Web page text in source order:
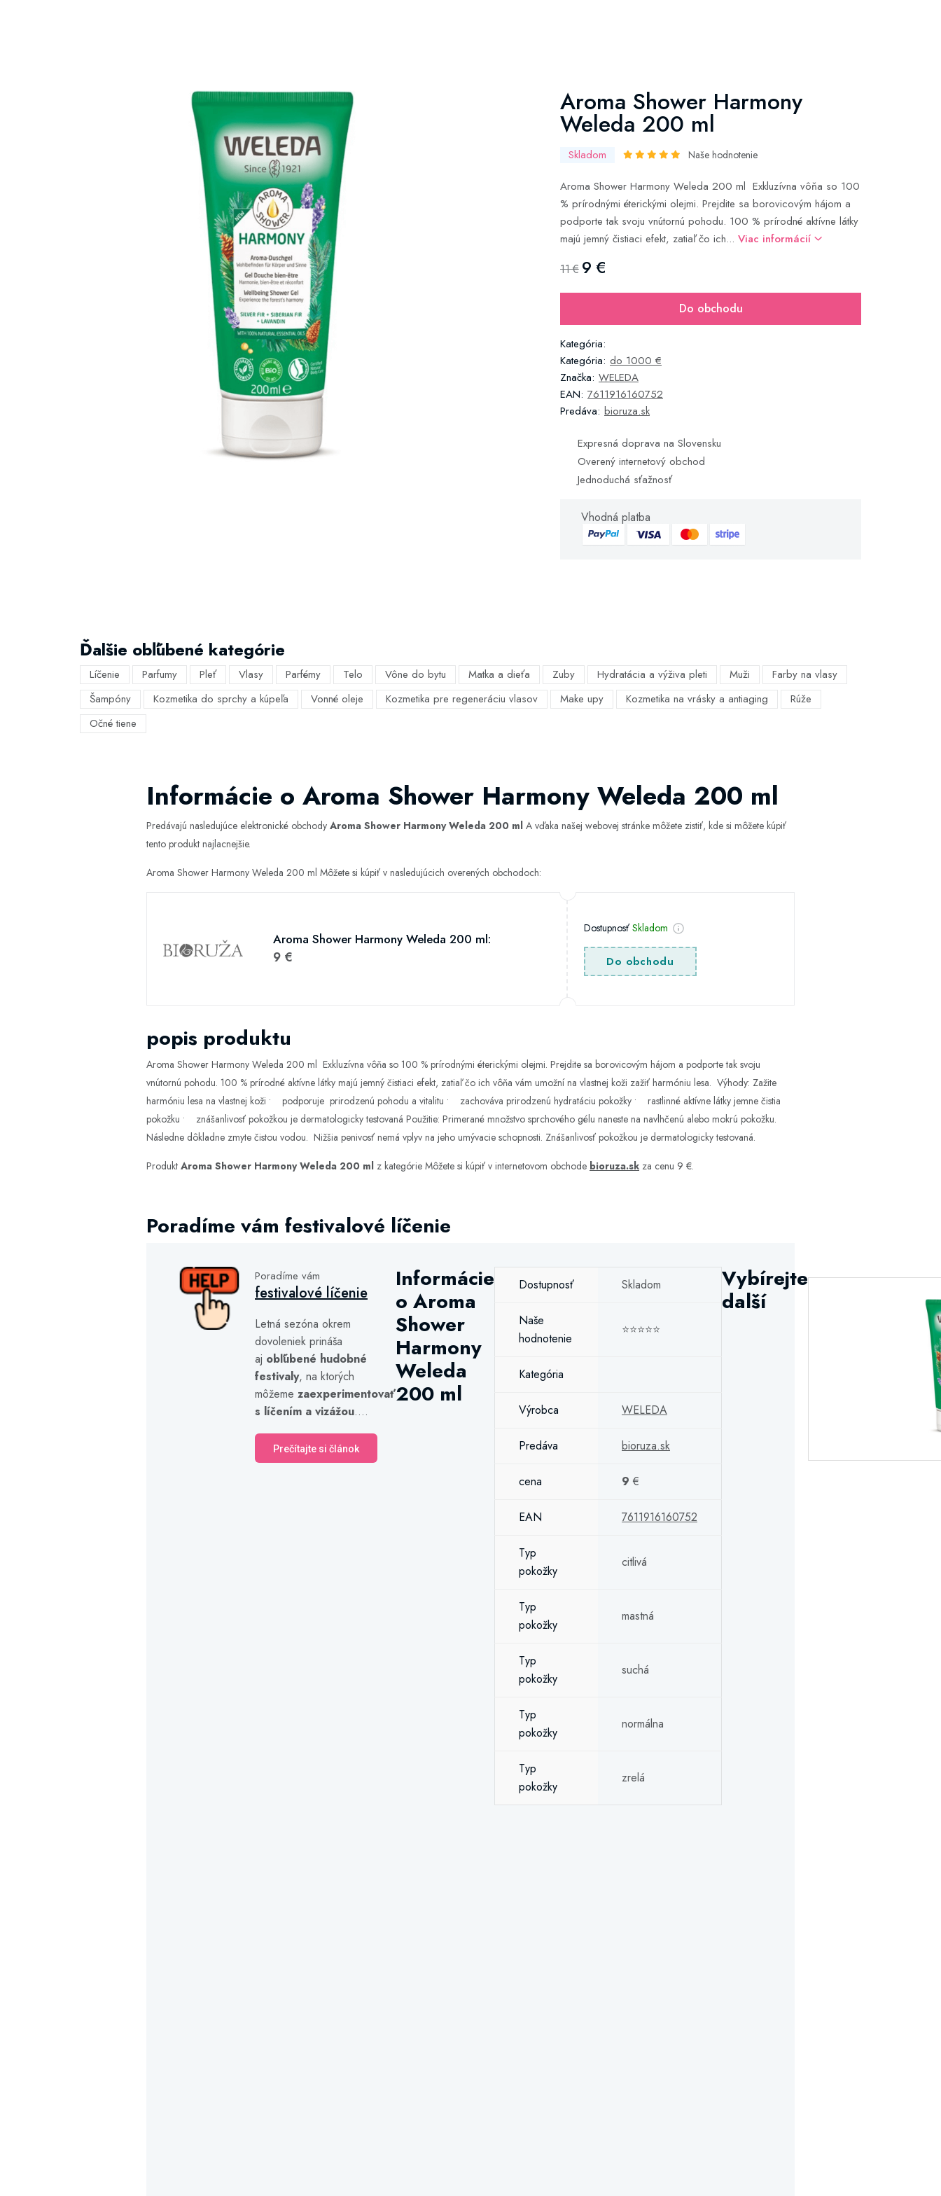
Aroma Shower Harmony
Weleda 200 ml
Skladom Naše hodnotenie
Aroma Shower Harmony Weleda 200 ml Exkluzívna vôňa so 100
% prírodnými éterickými olejmi. Prejdite sa borovicovým hájom a
podporte tak svoju vnútornú pohodu. 100 % prírodné aktívne látky
majú jemný čistiaci efekt, zatiaľ čo ich... Viac informácií
11 € 9 €
Do obchodu
Kategória:
Kategória: do 1000 €
Značka: WELEDA
EAN: 7611916160752
Predáva: bioruza.sk
Expresná doprava na Slovensku
Overený internetový obchod
Jednoduchá sťažnosť
Vhodná platba
Ďalšie obľúbené kategórie
Líčenie Parfumy Pleť Vlasy Parfémy Telo Vône do bytu Matka a dieťa Zuby Hydratácia a výživa pleti Muži
Farby na vlasy
Šampóny
Kozmetika do sprchy a kúpeľa Vonné oleje Kozmetika pre regeneráciu vlasov Make upy Kozmetika na vrásky a antiaging
Rúže
Očné tiene
Informácie o Aroma Shower Harmony Weleda 200 ml
Predávajú nasledujúce elektronické obchody Aroma Shower Harmony Weleda 200 ml A vďaka našej webovej stránke môžete zistiť, kde si môžete kúpiť
tento produkt najlacnejšie.
Aroma Shower Harmony Weleda 200 ml Môžete si kúpiť v nasledujúcich overených obchodoch:
Aroma Shower Harmony Weleda 200 ml:
9 €
DostupnosťSkladom
Do obchodu
popis produktu
Aroma Shower Harmony Weleda 200 ml Exkluzívna vôňa so 100 % prírodnými éterickými olejmi. Prejdite sa borovicovým hájom a podporte tak svoju
vnútornú pohodu. 100 % prírodné aktívne látky majú jemný čistiaci efekt, zatiaľ čo ich vôňa vám umožní na vlastnej koži zažiť harmóniu lesa. Výhody: Zažite
harmóniu lesa na vlastnej koži • podporuje prirodzenú pohodu a vitalitu • zachováva prirodzenú hydratáciu pokožky • rastlinné aktívne látky jemne čistia
pokožku • znášanlivosť pokožkou je dermatologicky testovaná Použitie: Primerané množstvo sprchového gélu naneste na navlhčenú alebo mokrú pokožku.
Následne dôkladne zmyte čistou vodou. Nižšia penivosť nemá vplyv na jeho umývacie schopnosti. Znášanlivosť pokožkou je dermatologicky testovaná.
Produkt Aroma Shower Harmony Weleda 200 ml z kategórie Môžete si kúpiť v internetovom obchode bioruza.sk za cenu 9 €.
Poradíme vám festivalové líčenie
Poradíme vám
festivalové líčenie
Letná sezóna okrem
dovoleniek prináša
aj obľúbené hudobné
festivaly, na ktorých
môžeme zaexperimentovať
s líčením a vizážou....
Prečítajte si článok
Informácie
o Aroma
Shower
Harmony
Weleda
200 ml
Dostupnosť Skladom
Naše
hodnotenie
⭐⭐⭐⭐⭐
Kategória
Výrobca WELEDA
Predáva bioruza.sk
cena 9 €
EAN 7611916160752
Typ
pokožky
citlivá
Typ
pokožky
mastná
Typ
pokožky
suchá
Typ
pokožky
normálna
Typ
pokožky
zrelá
Vybírejte
další